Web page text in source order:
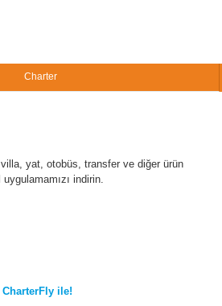
Charter
yat, otobüs, transfer ve diğer ürün
indirin.
ile!